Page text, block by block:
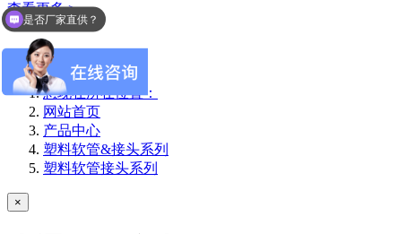
查看更多 >
您现在所在位置：
网站首页
产品中心
塑料软管&接头系列
塑料软管接头系列
×
是否厂家直供？